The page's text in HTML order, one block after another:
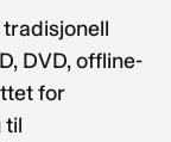
DVD, offline-
for
til